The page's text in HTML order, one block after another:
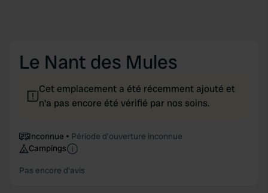
Le Nant des Mules
Cet emplacement a été récemment ajouté et
n'a pas encore été vérifié par nos soins.
Inconnue
Période d'ouverture inconnue
Campings
Pas encore d'avis